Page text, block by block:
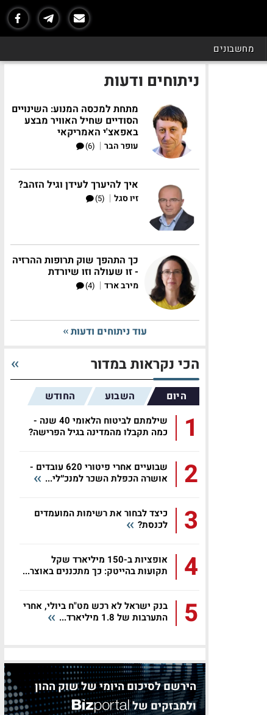
מחשבונים
ניתוחים ודעות
מתחת למכסה המנוע: השינויים
הסודיים שחיל האוויר מבצע
באפאצ'י האמריקאי
עופר הבר |
(6)
איך להיערך לעידן וגיל הזהב?
זיו סגל |
(5)
כך התהפך שוק תרופות ההרזיה
- זו שעולה וזו שיורדת
מירב ארד |
(4)
עוד ניתוחים ודעות
הכי נקראות במדור
היום השבוע החודש
1
שילמתם לביטוח הלאומי 40 שנה -
כמה תקבלו מהמדינה בגיל הפרישה?
2
שבועיים אחרי פיטורי 620 עובדים -
אושרה הכפלת השכר למנכ״לי...
3
כיצד לבחור את רשימות המועמדים
לכנסת?
4
אופציות ב-150 מיליארד שקל
תקועות בהייטק: כך מתכננים באוצר...
5
בנק ישראל לא רכש מט"ח ביולי, אחרי
התערבות של 1.8 מיליארד...
הירשם לסיכום היומי של שוק ההון
ולמבזקים של